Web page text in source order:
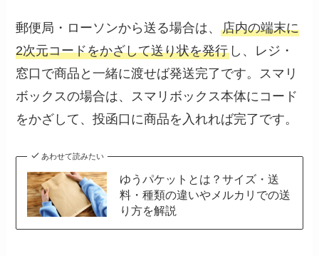
郵便局・ローソンから送る場合は、店内の端末に
2次元コードをかざして送り状を発行 し、レジ・
窓口で商品と一緒に渡せば発送完了です。スマリ
ボックスの場合は、スマリボックス本体にコード
をかざして、投函口に商品を入れれば完了です。
あわせて読みたい
ゆうパケットとは？サイズ・送
料・種類の違いやメルカリでの送
り方を解説